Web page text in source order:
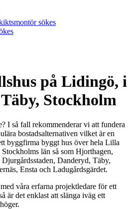
sökes
på Lidingö, i
Stockholm
I så fall rekommenderar vi att fundera
bostadsalternativen vilket är en
byggfirma byggt hus över hela Lilla
län så som Hjorthagen,
Danderyd, Täby,
Ensta och Ladugårdsgärdet.
våra erfarna projektledare för ett
är det enklast att slänga iväg ett